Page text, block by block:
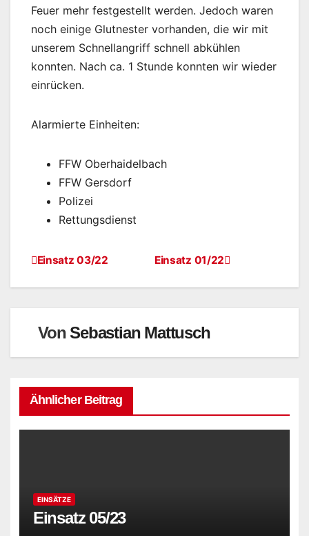
Feuer mehr festgestellt werden. Jedoch waren
noch einige Glutnester vorhanden, die wir mit
unserem Schnellangriff schnell abkühlen
konnten. Nach ca. 1 Stunde konnten wir wieder
einrücken.
Alarmierte Einheiten:
FFW Oberhaidelbach
FFW Gersdorf
Polizei
Rettungsdienst
Einsatz 01/22
Einsatz 03/22
VonSebastian Mattusch
Ähnlicher Beitrag
EINSÄTZE
Einsatz 05/23